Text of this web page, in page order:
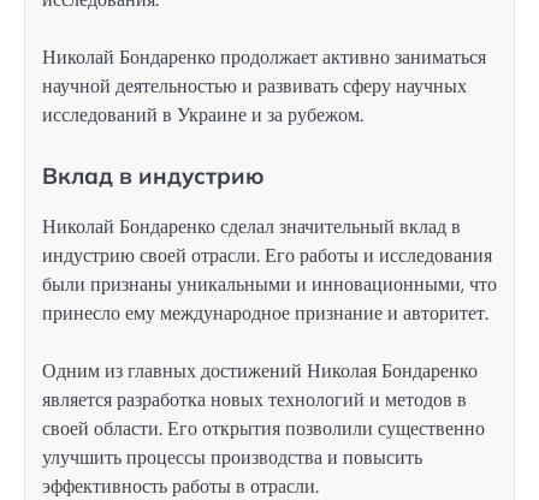
Николай Бондаренко продолжает активно заниматься
научной деятельностью и развивать сферу научных
исследований в Украине и за рубежом.
Вклад в индустрию
Николай Бондаренко сделал значительный вклад в
индустрию своей отрасли. Его работы и исследования
были признаны уникальными и инновационными, что
принесло ему международное признание и авторитет.
Одним из главных достижений Николая Бондаренко
является разработка новых технологий и методов в
своей области. Его открытия позволили существенно
улучшить процессы производства и повысить
эффективность работы в отрасли.